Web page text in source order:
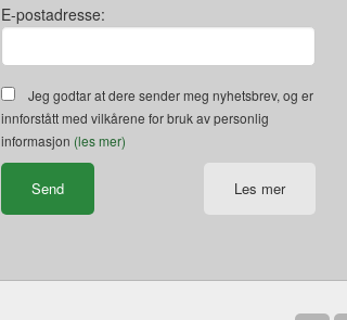
E-postadresse:
Jeg godtar at dere sender meg nyhetsbrev, og er
innforstått med vilkårene for bruk av personlig
informasjon (les mer)
Les mer